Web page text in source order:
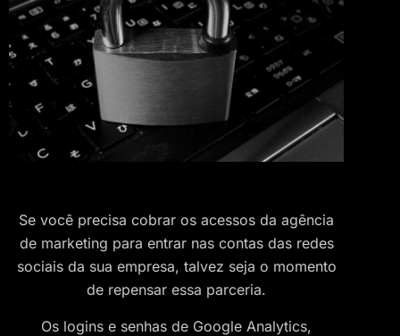
Se você precisa cobrar os acessos da agência
de marketing para entrar nas contas das redes
sociais da sua empresa, talvez seja o momento
de repensar essa parceria.
Os logins e senhas de Google Analytics,